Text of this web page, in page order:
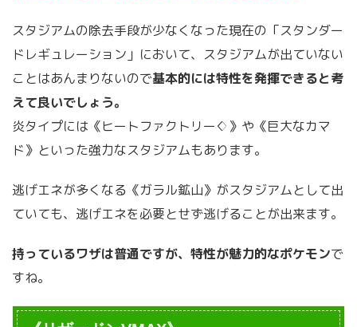
スタジアムの除去手段が少なくなった現在の「スタンダー
ドレギュレーション」において、スタジアムが出ていない
ことはあんまりないので基本的には特性を発揮できると考
えて良いでしょう。
炎タイプには《ヒートファクトリー♢》や《巨大なカマ
ド》といった強力なスタジアムもあります。
逃げエネが多くなる《ガラル鉱山》がスタジアムとして出
ていても、逃げエネを必要とせず逃げることが出来ます。
持っているワザは普通ですが、特性が魅力的なポケモンで
すね。